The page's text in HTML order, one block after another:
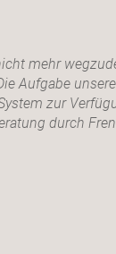
mehr
Aufgabe
zur
durch